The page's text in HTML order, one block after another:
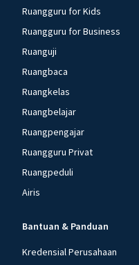
Ruangguru for Kids
Ruangguru for Business
Ruanguji
Ruangbaca
Ruangkelas
Ruangbelajar
Ruangpengajar
Ruangguru Privat
Ruangpeduli
Airis
Bantuan & Panduan
Kredensial Perusahaan